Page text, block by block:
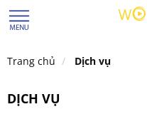
Trang chủ Dịch vụ
DỊCH VỤ